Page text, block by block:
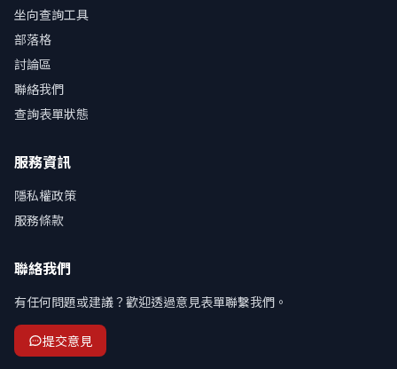
坐向查詢工具
部落格
討論區
聯絡我們
查詢表單狀態
服務資訊
隱私權政策
服務條款
聯絡我們
有任何問題或建議？歡迎透過意見表單聯繫我們。
提交意見